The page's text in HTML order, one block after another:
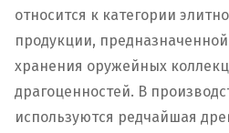
относится к категории
продукции,
хранения оружейных
драгоценностей. В
используются редчайшая